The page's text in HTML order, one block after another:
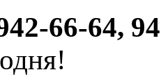
66-64,